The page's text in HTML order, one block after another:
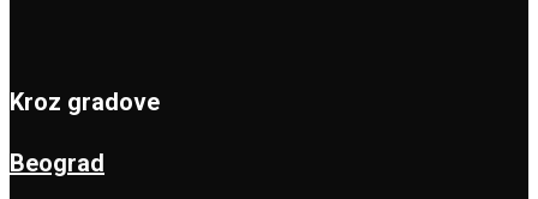
Kroz gradove
Beograd